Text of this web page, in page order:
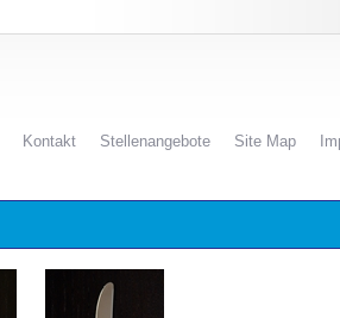
Kontakt Stellenangebote Site Map